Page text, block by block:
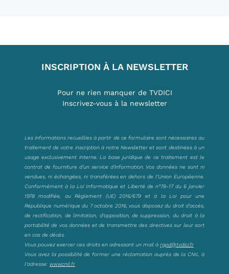
INSCRIPTION À LA NEWSLETTER
Pour ne rien manquer de TVDICI
Inscrivez-vous à la newsletter
Les informations recueillies à partir de ce formulaire sont nécessaires au
traitement de votre inscription à notre Newsletter et sont destinées à un
usage exclusivement interne. La base juridique de ce traitement est le
contrat de fourniture d’un service d’information. Vos données ne sont ni
vendues, ni échangées, ni transférées en dehors de l’Union Européenne.
Conformément à la Loi Informatique et Liberté de n°78-17 du 6 janvier
1978 modifiée, au Règlement (UE) 2016/679 et à la Loi pour une
République numérique du 7 octobre 2016, vous disposez du droit d’accès,
de rectification, de limitation, d’opposition, de suppression, du droit à la
portabilité de vos données et de transmettre des directives sur leur sort
en cas de décès.
Vous pouvez exercer ces droits en adressant un mail à rgpd@tvdici.fr
Vous avez la possibilité de former une réclamation auprès de la CNIL à
l’adresse: www.cnil.fr